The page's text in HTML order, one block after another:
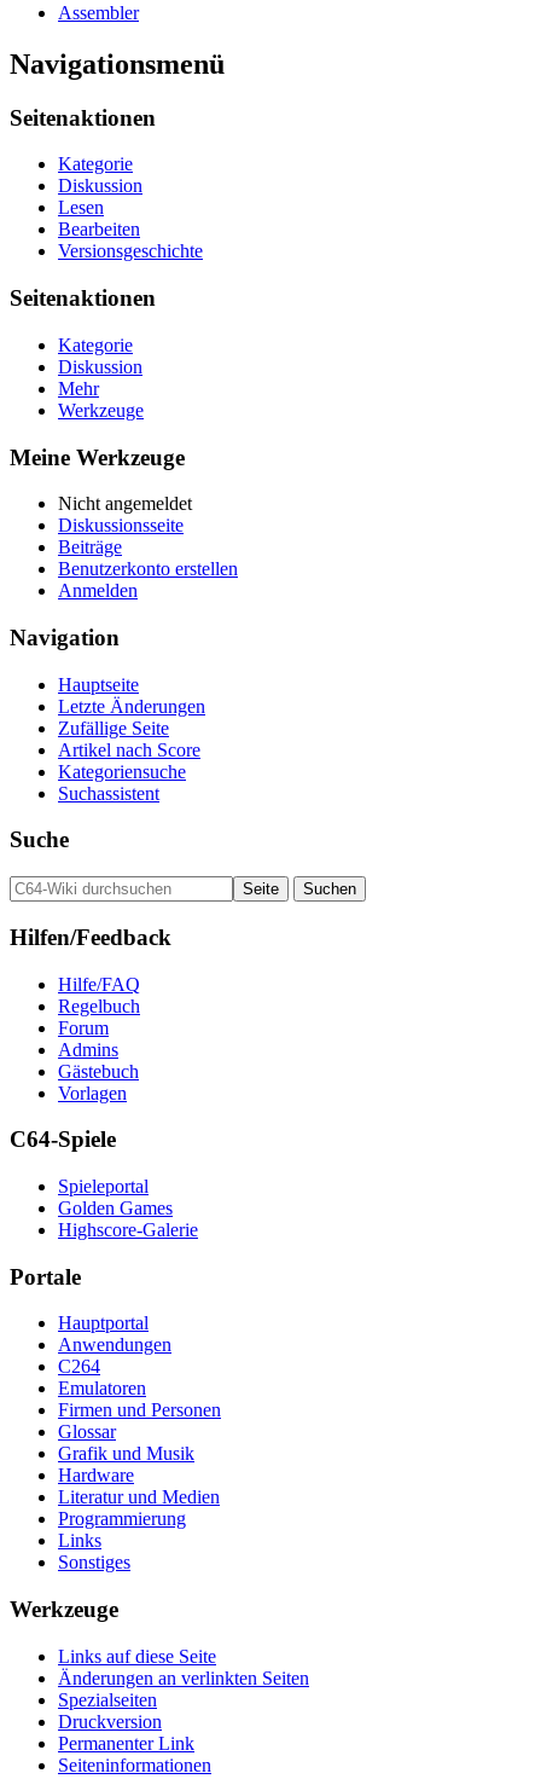
Assembler
Navigationsmenü
Seitenaktionen
Kategorie
Diskussion
Lesen
Bearbeiten
Versionsgeschichte
Seitenaktionen
Kategorie
Diskussion
Mehr
Werkzeuge
Meine Werkzeuge
Nicht angemeldet
Diskussionsseite
Beiträge
Benutzerkonto erstellen
Anmelden
Navigation
Hauptseite
Letzte Änderungen
Zufällige Seite
Artikel nach Score
Kategoriensuche
Suchassistent
Suche
Hilfen/Feedback
Hilfe/FAQ
Regelbuch
Forum
Admins
Gästebuch
Vorlagen
C64-Spiele
Spieleportal
Golden Games
Highscore-Galerie
Portale
Hauptportal
Anwendungen
C264
Emulatoren
Firmen und Personen
Glossar
Grafik und Musik
Hardware
Literatur und Medien
Programmierung
Links
Sonstiges
Werkzeuge
Links auf diese Seite
Änderungen an verlinkten Seiten
Spezialseiten
Druckversion
Permanenter Link
Seiten­­informationen